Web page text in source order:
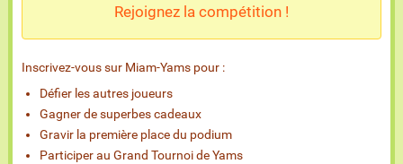
Rejoignez la compétition !
Inscrivez-vous sur Miam-Yams pour :
Défier les autres joueurs
Gagner de superbes cadeaux
Gravir la première place du podium
Participer au Grand Tournoi de Yams